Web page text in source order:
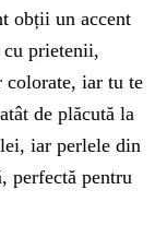
obții un accent
prietenii,
colorate, iar tu te
de plăcută la
iar perlele din
perfectă pentru